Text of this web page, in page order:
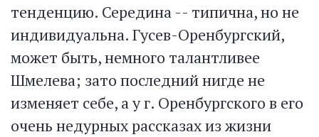
тенденцию. Середина -- типична, но не
индивидуальна. Гусев-Оренбургский,
может быть, немного талантливее
Шмелева; зато последний нигде не
изменяет себе, а у г. Оренбургского в его
очень недурных рассказах из жизни